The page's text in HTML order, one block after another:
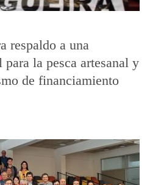
respaldo a una
la pesca artesanal y
de financiamiento